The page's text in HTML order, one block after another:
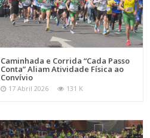
Caminhada e Corrida “Cada Passo
Conta” Aliam Atividade Física ao
Convívio
17 Abril 2026 131 K